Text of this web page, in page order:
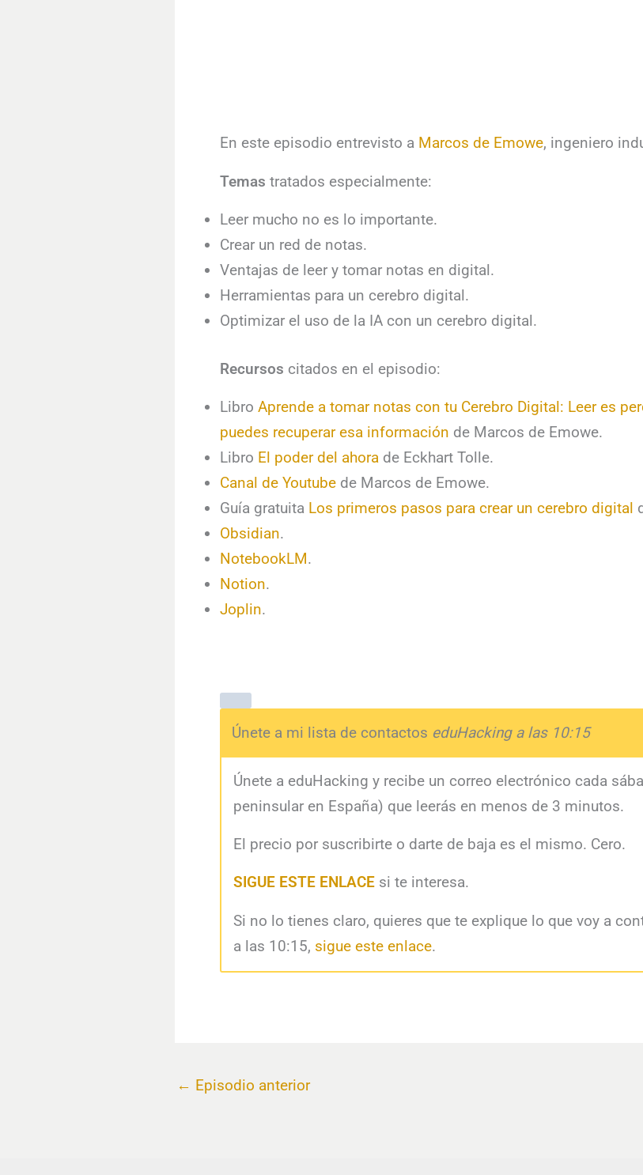
En este episodio entrevisto a Marcos de Emowe, ingeniero
Temas tratados especialmente:
Leer mucho no es lo importante.
Crear un red de notas.
Ventajas de leer y tomar notas en digital.
Herramientas para un cerebro digital.
Optimizar el uso de la IA con un cerebro digital.
Recursos citados en el episodio:
Libro Aprende a tomar notas con tu Cerebro Digital: Leer es
puedes recuperar esa información de Marcos de Emowe.
Libro El poder del ahora de Eckhart Tolle.
Canal de Youtube de Marcos de Emowe.
Guía gratuita Los primeros pasos para crear un cerebro digital
Obsidian.
NotebookLM.
Notion.
Joplin.
Únete a mi lista de contactos eduHacking a las 10:15
Únete a eduHacking y recibe un correo electrónico cada
peninsular en España) que leerás en menos de 3 minutos.
El precio por suscribirte o darte de baja es el mismo. Cero.
SIGUE ESTE ENLACE si te interesa.
Si no lo tienes claro, quieres que te explique lo que voy a
a las 10:15, sigue este enlace.
← Episodio anterior